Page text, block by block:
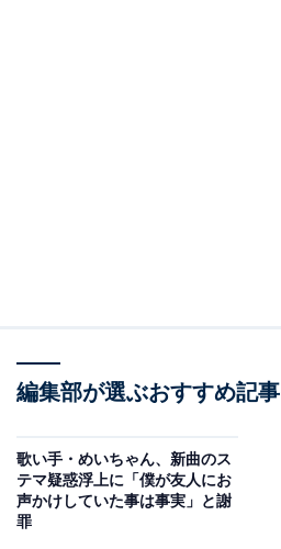
編集部が選ぶおすすめ記事
歌い手・めいちゃん、新曲のス
テマ疑惑浮上に「僕が友人にお
声かけしていた事は事実」と謝
罪